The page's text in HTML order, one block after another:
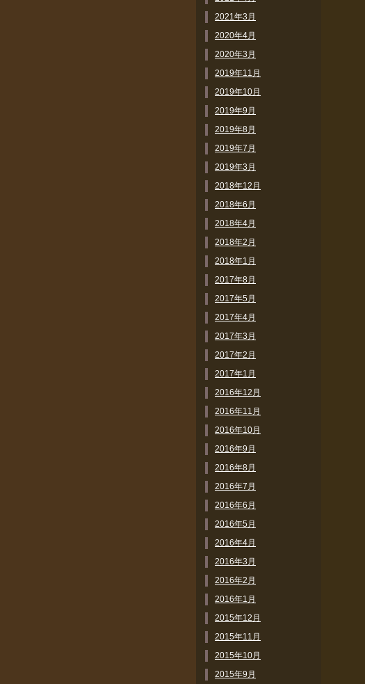
2021年3月
2020年4月
2020年3月
2019年11月
2019年10月
2019年9月
2019年8月
2019年7月
2019年3月
2018年12月
2018年6月
2018年4月
2018年2月
2018年1月
2017年8月
2017年5月
2017年4月
2017年3月
2017年2月
2017年1月
2016年12月
2016年11月
2016年10月
2016年9月
2016年8月
2016年7月
2016年6月
2016年5月
2016年4月
2016年3月
2016年2月
2016年1月
2015年12月
2015年11月
2015年10月
2015年9月